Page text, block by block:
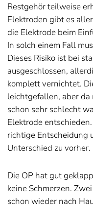
Restgehör teilweise
Elektroden gibt es
die Elektrode beim
In solch einem Fall
Dieses Risiko ist bei
ausgeschlossen,
komplett vernichtet.
leichtgefallen, aber da
schon sehr schlecht
Elektrode
richtige Entscheidung
Unterschied zu vorher.
Die OP hat gut
keine Schmerzen.
schon wieder nach